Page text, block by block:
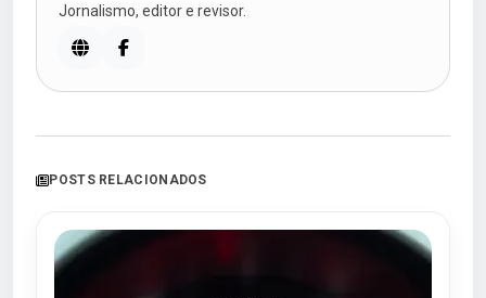
Jornalismo, editor e revisor.
POSTS RELACIONADOS